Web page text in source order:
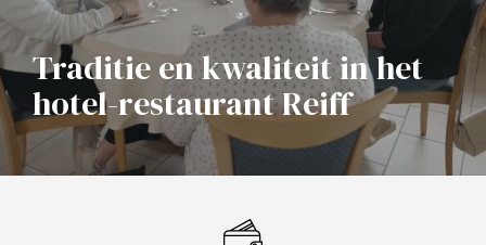
Traditie en kwaliteit in het
hotel-restaurant Reiff